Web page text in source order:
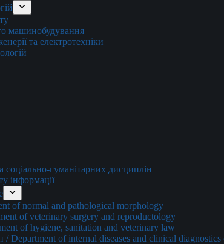
машинобудування
та електротехніки
гуманітарних дисциплін
інформації
of normal and pathological morphology
of veterinary surgery and reproductology
of hygiene, sanitation and veterinary law
/ Department of internal diseases and clinical